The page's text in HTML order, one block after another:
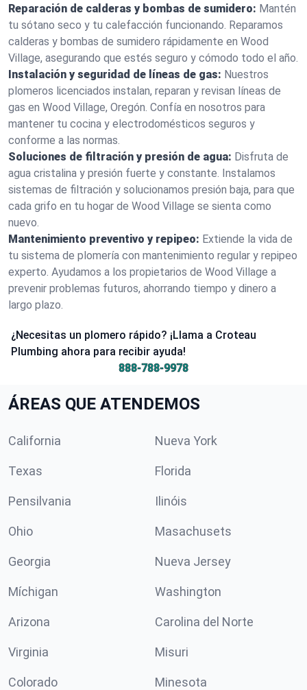
Reparación de calderas y bombas de sumidero: Mantén
tu sótano seco y tu calefacción funcionando. Reparamos
calderas y bombas de sumidero rápidamente en Wood
Village, asegurando que estés seguro y cómodo todo el año.
Instalación y seguridad de líneas de gas: Nuestros
plomeros licenciados instalan, reparan y revisan líneas de
gas en Wood Village, Oregón. Confía en nosotros para
mantener tu cocina y electrodomésticos seguros y
conforme a las normas.
Soluciones de filtración y presión de agua: Disfruta de
agua cristalina y presión fuerte y constante. Instalamos
sistemas de filtración y solucionamos presión baja, para que
cada grifo en tu hogar de Wood Village se sienta como
nuevo.
Mantenimiento preventivo y repipeo: Extiende la vida de
tu sistema de plomería con mantenimiento regular y repipeo
experto. Ayudamos a los propietarios de Wood Village a
prevenir problemas futuros, ahorrando tiempo y dinero a
largo plazo.
¿Necesitas un plomero rápido? ¡Llama a Croteau
Plumbing ahora para recibir ayuda!
888-788-9978
ÁREAS QUE ATENDEMOS
California Nueva York
Texas Florida
Pensilvania Ilinóis
Ohio Masachusets
Georgia Nueva Jersey
Míchigan Washington
Arizona Carolina del Norte
Virginia Misuri
Colorado Minesota